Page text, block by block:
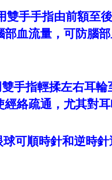
雙手手指由前額至
部血流量，可防腦
雙手指輕揉左右耳
經絡疏通，尤其對
球可順時針和逆時